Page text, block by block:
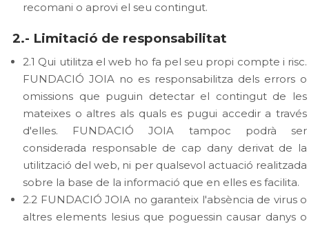
recomani o aprovi el seu contingut.
2.- Limitació de responsabilitat
2.1 Qui utilitza el web ho fa pel seu propi compte i risc.
FUNDACIÓ JOIA no es responsabilitza dels errors o
omissions que puguin detectar el contingut de les
mateixes o altres als quals es pugui accedir a través
d'elles. FUNDACIÓ JOIA tampoc podrà ser
considerada responsable de cap dany derivat de la
utilització del web, ni per qualsevol actuació realitzada
sobre la base de la informació que en elles es facilita.
2.2 FUNDACIÓ JOIA no garanteix l'absència de virus o
altres elements lesius que poguessin causar danys o